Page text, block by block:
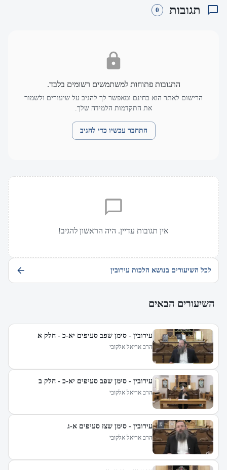
תגובות 0
התגובות פתוחות למשתמשים רשומים בלבד.
הרישום לאתר הוא בחינם ומאפשר לך להגיב על שיעורים ולשמור
את התקדמות הלמידה שלך.
התחבר עכשיו כדי להגיב
אין תגובות עדיין. היה הראשון להגיב!
לכל השיעורים בנושא הלכות עירובין
השיעורים הבאים
עירובין - סימן שפב סעיפים יא-כ - חלק א
הרב אריאל אלקובי
עירובין - סימן שפב סעיפים יא-כ - חלק ב
הרב אריאל אלקובי
עירובין - סימן שצז סעיפים א-ג
הרב אריאל אלקובי